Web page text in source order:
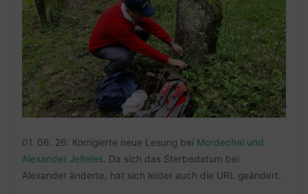
01. 06. 26: Korrigierte neue Lesung bei Mordechai und
Alexander Jeiteles . Da sich das Sterbedatum bei
Alexander änderte, hat sich leider auch die URL geändert.